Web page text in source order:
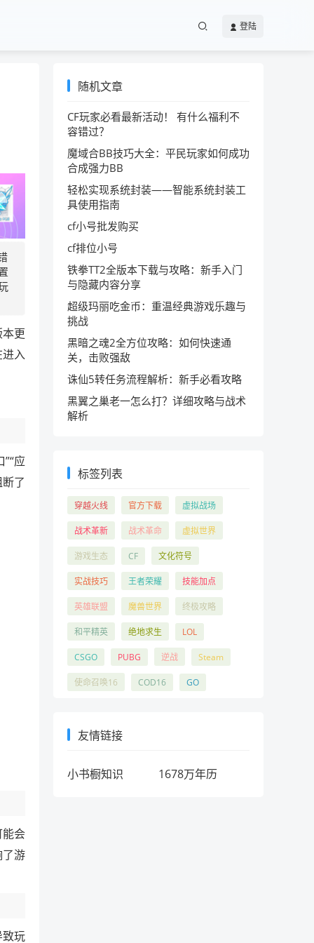
登陆
更
入
应
了
会
游
玩
随机文章
CF玩家必看最新活动！ 有什么福利不
容错过？
魔域合BB技巧大全：平民玩家如何成功
合成强力BB
轻松实现系统封装——智能系统封装工
具使用指南
cf小号批发购买
cf排位小号
铁拳TT2全版本下载与攻略：新手入门
与隐藏内容分享
超级玛丽吃金币：重温经典游戏乐趣与
挑战
黑暗之魂2全方位攻略：如何快速通
关，击败强敌
诛仙5转任务流程解析：新手必看攻略
黑翼之巢老一怎么打？详细攻略与战术
解析
标签列表
穿越火线 官方下载 虚拟战场
战术革新 战术革命 虚拟世界
游戏生态 CF 文化符号
实战技巧 王者荣耀 技能加点
英雄联盟 魔兽世界 终极攻略
和平精英 绝地求生 LOL
CSGO PUBG 逆战 Steam
使命召唤16 COD16 GO
友情链接
小书橱知识 1678万年历